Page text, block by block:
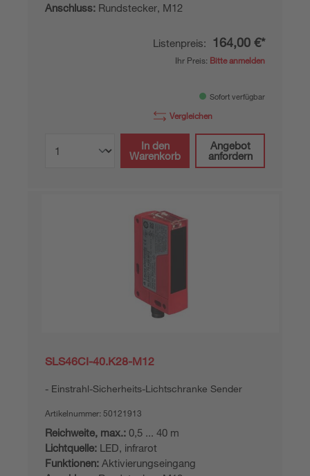
Anschluss: Rundstecker, M12
Listenpreis: 164,00 €*
Ihr Preis: Bitte anmelden
Sofort verfügbar
Vergleichen
In den
Warenkorb
Angebot
anfordern
SLS46CI-40.K28-M12
Einstrahl-Sicherheits-Lichtschranke Sender
Artikelnummer: 50121913
Reichweite, max.: 0,5 ... 40 m
Lichtquelle: LED, infrarot
Funktionen: Aktivierungseingang